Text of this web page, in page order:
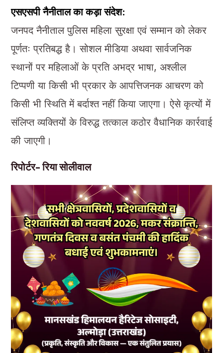
एसएसपी नैनीताल का कड़ा संदेश:
जनपद नैनीताल पुलिस महिला सुरक्षा एवं सम्मान को लेकर
पूर्णतः प्रतिबद्ध है। सोशल मीडिया अथवा सार्वजनिक
स्थानों पर महिलाओं के प्रति अभद्र भाषा, अश्लील
टिप्पणी या किसी भी प्रकार के आपत्तिजनक आचरण को
किसी भी स्थिति में बर्दाश्त नहीं किया जाएगा। ऐसे कृत्यों में
संलिप्त व्यक्तियों के विरुद्ध तत्काल कठोर वैधानिक कार्रवाई
की जाएगी।
रिपोर्टर- रिया सोलीवाल